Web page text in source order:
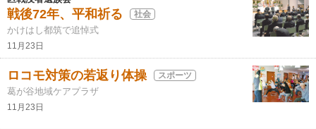
戦後72年、平和祈る 社会
かけはし都筑で追悼式
11月23日
ロコモ対策の若返り体操 スポーツ
葛が谷地域ケアプラザ
11月23日